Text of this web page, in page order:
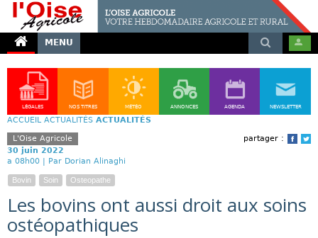
MENU
LÉGALES NOS TITRES MÉTÉO ANNONCES AGENDA NEWSLETTER
ACCUEIL ACTUALITÉS ACTUALITÉS
partager :
L'Oise Agricole
30 juin 2022
a 08h00 | Par Dorian Alinaghi
Bovin Soin Osteopathe
Les bovins ont aussi droit aux soins
ostéopathiques